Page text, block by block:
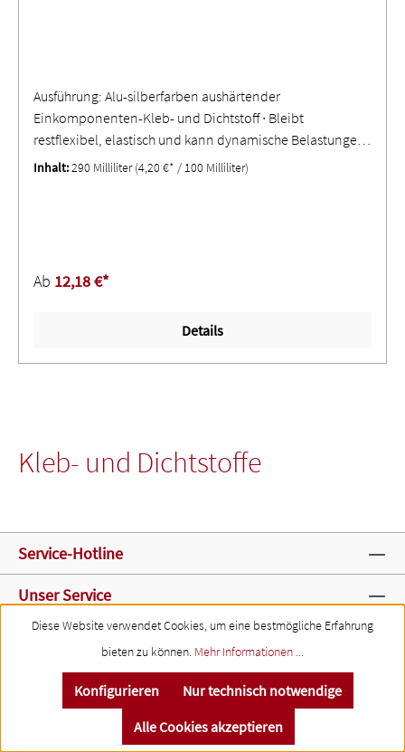
Ausführung: Alu-silberfarben aushärtender
Einkomponenten-Kleb- und Dichtstoff ∙ Bleibt
restflexibel, elastisch und kann dynamische Belastungen,
wie Stöße, Erschütterungen und Vibrationen ausgleichen
verwendbarAnwendung: Geeignet für elastische, wie
auch spannungsfreie Verklebungen von Edelstahl,
Inhalt:290 Milliliter(4,20 €* / 100 Milliliter)
Ab 12,18 €*
Details
Kleb- und Dichtstoffe
Service-Hotline
Unser Service
Rechtliche Informationen
Diese Website verwendet Cookies, um eine bestmögliche Erfahrung
bieten zu können. Mehr Informationen ...
Nur technisch notwendige
Konfigurieren
Alle Cookies akzeptieren